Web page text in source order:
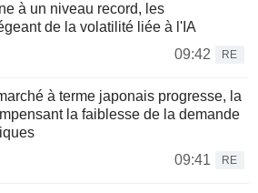
à un niveau record, les
de la volatilité liée à l'IA
09:42
RE
à terme japonais progresse, la
la faiblesse de la demande
09:41
RE